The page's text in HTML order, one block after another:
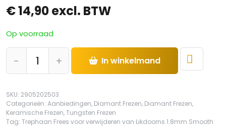
€14,90excl. BTW
Op voorraad
-
Frees
voor
verwijderen
van
Likdoorns
1.8mm
+ In winkelmand
SKU: 2905202503
Categorieën: Aanbiedingen, Diamant Frezen, Diamant Frezen,
Keramische Frezen,Tungsten Frezen
Tag: Trephaan Frees voor verwijderen van Likdoorns 1.8mm Smooth